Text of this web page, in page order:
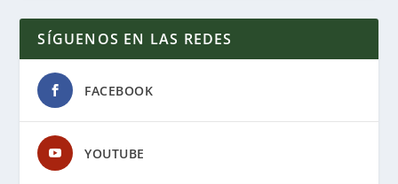
SÍGUENOS EN LAS REDES
FACEBOOK
YOUTUBE